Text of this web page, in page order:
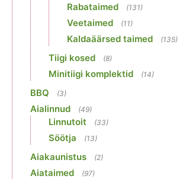
Rabataimed (131)
Veetaimed (11)
Kaldaäärsed taimed (135)
Tiigi kosed (8)
Minitiigi komplektid (14)
BBQ (3)
Aialinnud (49)
Linnutoit (33)
Söötja (13)
Aiakaunistus (2)
Aiataimed (97)